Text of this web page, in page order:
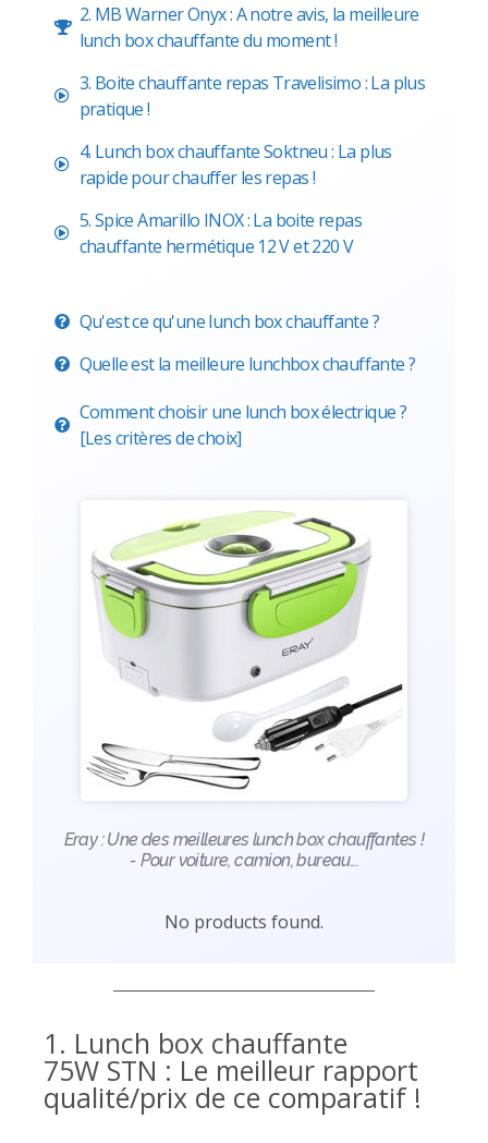
2. MB Warner Onyx : A notre avis, la meilleure
lunch box chauffante du moment !
3. Boite chauffante repas Travelisimo : La plus
pratique !
4. Lunch box chauffante Soktneu : La plus
rapide pour chauffer les repas !
5. Spice Amarillo INOX : La boite repas
chauffante hermétique 12 V et 220 V
Qu'est ce qu'une lunch box chauffante ?
Quelle est la meilleure lunchbox chauffante ?
Comment choisir une lunch box électrique ?
[Les critères de choix]
Eray : Une des meilleures lunch box chauffantes !
- Pour voiture, camion, bureau...
No products found.
1. Lunch box chauffante
75W STN : Le meilleur rapport
qualité/prix de ce comparatif !